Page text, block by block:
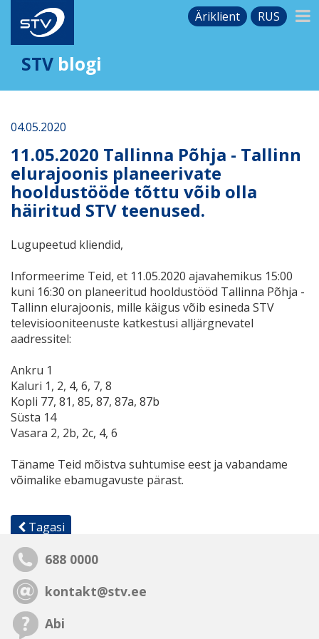
Äriklient RUS
STV blogi
04.05.2020
11.05.2020 Tallinna Põhja - Tallinn
elurajoonis planeerivate
hooldustööde tõttu võib olla
häiritud STV teenused.
Lugupeetud kliendid,
Informeerime Teid, et 11.05.2020 ajavahemikus 15:00
kuni 16:30 on planeeritud hooldustööd Tallinna Põhja -
Tallinn elurajoonis, mille käigus võib esineda STV
televisiooniteenuste katkestusi alljärgnevatel
aadressitel:
Ankru 1
Kaluri 1, 2, 4, 6, 7, 8
Kopli 77, 81, 85, 87, 87a, 87b
Süsta 14
Vasara 2, 2b, 2c, 4, 6
Täname Teid mõistva suhtumise eest ja vabandame
võimalike ebamugavuste pärast.
Tagasi
688 0000
kontakt@stv.ee
Abi